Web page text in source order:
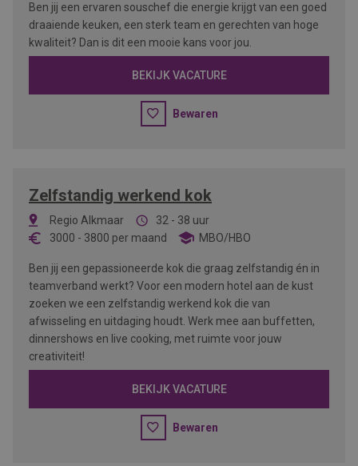
Ben jij een ervaren souschef die energie krijgt van een goed
draaiende keuken, een sterk team en gerechten van hoge
kwaliteit? Dan is dit een mooie kans voor jou.
BEKIJK VACATURE
Bewaren
Zelfstandig werkend kok
Regio Alkmaar
32 - 38 uur
3000 - 3800 per maand MBO/HBO
Ben jij een gepassioneerde kok die graag zelfstandig én in
teamverband werkt? Voor een modern hotel aan de kust
zoeken we een zelfstandig werkend kok die van
afwisseling en uitdaging houdt. Werk mee aan buffetten,
dinnershows en live cooking, met ruimte voor jouw
creativiteit!
BEKIJK VACATURE
Bewaren